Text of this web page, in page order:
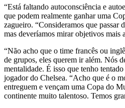
“Está faltando autoconsciência e
que podem realmente ganhar uma
zagueiro. “Consideramos que passar
mas deveríamos mirar objetivos mais
“Não acho que o time francês ou
de grupos, eles querem ir além. Nós
mentalidade. É isso que tenho
jogador do Chelsea. “Acho que é o
entreguem e vençam uma Copa do
continente muito talentoso. Temos